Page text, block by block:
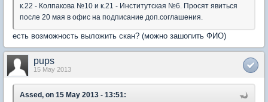
к.22 - Колпакова №10 и к.21 - Институтская №6. Просят явиться
после 20 мая в офис на подписание доп.соглашения.
есть возможность выложить скан? (можно зашопить ФИО)
pups
15 May 2013
Assed, on 15 May 2013 - 13:51: